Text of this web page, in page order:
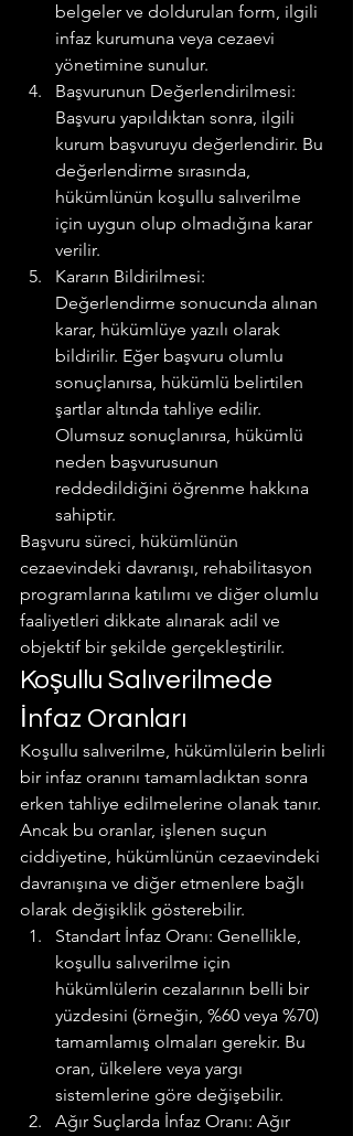
belgeler ve doldurulan form, ilgili
infaz kurumuna veya cezaevi
yönetimine sunulur.
Başvurunun Değerlendirilmesi:
Başvuru yapıldıktan sonra, ilgili
kurum başvuruyu değerlendirir. Bu
değerlendirme sırasında,
hükümlünün koşullu salıverilme
için uygun olup olmadığına karar
verilir.
Kararın Bildirilmesi:
Değerlendirme sonucunda alınan
karar, hükümlüye yazılı olarak
bildirilir. Eğer başvuru olumlu
sonuçlanırsa, hükümlü belirtilen
şartlar altında tahliye edilir.
Olumsuz sonuçlanırsa, hükümlü
neden başvurusunun
reddedildiğini öğrenme hakkına
sahiptir.
Başvuru süreci, hükümlünün
cezaevindeki davranışı, rehabilitasyon
programlarına katılımı ve diğer olumlu
faaliyetleri dikkate alınarak adil ve
objektif bir şekilde gerçekleştirilir.
Koşullu Salıverilmede
İnfaz Oranları
Koşullu salıverilme, hükümlülerin belirli
bir infaz oranını tamamladıktan sonra
erken tahliye edilmelerine olanak tanır.
Ancak bu oranlar, işlenen suçun
ciddiyetine, hükümlünün cezaevindeki
davranışına ve diğer etmenlere bağlı
olarak değişiklik gösterebilir.
Standart İnfaz Oranı: Genellikle,
koşullu salıverilme için
hükümlülerin cezalarının belli bir
yüzdesini (örneğin, %60 veya %70)
tamamlamış olmaları gerekir. Bu
oran, ülkelere veya yargı
sistemlerine göre değişebilir.
Ağır Suçlarda İnfaz Oranı: Ağır